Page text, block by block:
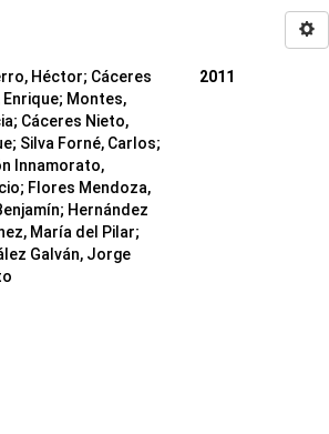
Héctor; Cáceres
Enrique; Montes,
; Cáceres Nieto,
; Silva Forné, Carlos;
Innamorato,
; Flores Mendoza,
; Hernández
María del Pilar;
Galván, Jorge
2011